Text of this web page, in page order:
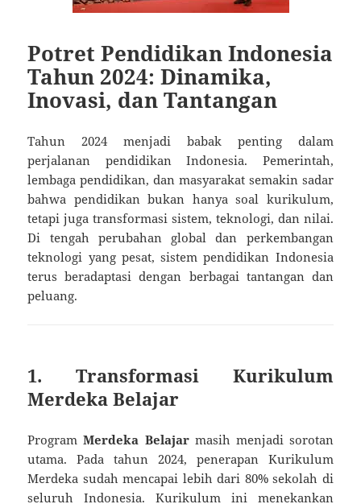
Potret Pendidikan Indonesia
Tahun 2024: Dinamika,
Inovasi, dan Tantangan
Tahun 2024 menjadi babak penting dalam
perjalanan pendidikan Indonesia. Pemerintah,
lembaga pendidikan, dan masyarakat semakin sadar
bahwa pendidikan bukan hanya soal kurikulum,
tetapi juga transformasi sistem, teknologi, dan nilai.
Di tengah perubahan global dan perkembangan
teknologi yang pesat, sistem pendidikan Indonesia
terus beradaptasi dengan berbagai tantangan dan
peluang.
1. Transformasi Kurikulum
Merdeka Belajar
ProgramMerdeka Belajarmasih menjadi sorotan
utama. Pada tahun 2024, penerapan Kurikulum
Merdeka sudah mencapai lebih dari 80% sekolah di
seluruh Indonesia. Kurikulum ini menekankan